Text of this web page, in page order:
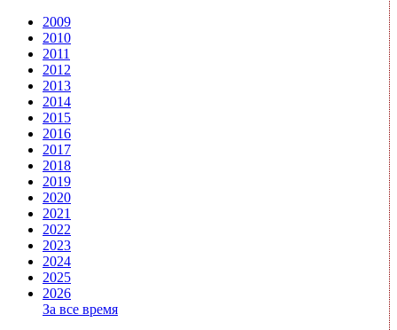
2009
2010
2011
2012
2013
2014
2015
2016
2017
2018
2019
2020
2021
2022
2023
2024
2025
2026
За все время